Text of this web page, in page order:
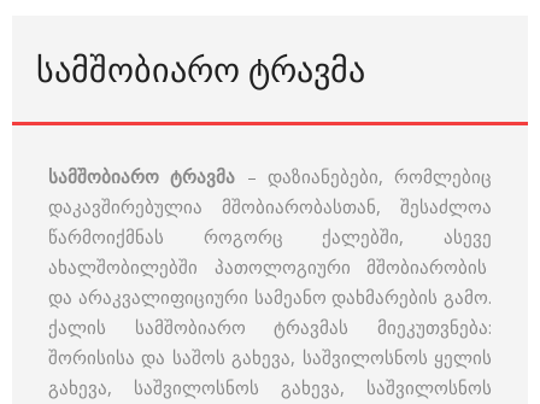
ᲡᲐᲛᲨᲝᲑᲘᲐᲠᲝ ᲢᲠᲐᲕᲛᲐ
სამშობიარო ტრავმა – დაზიანებები, რომლებიც
დაკავშირებულია მშობიარობასთან, შესაძლოა
წარმოიქმნას როგორც ქალებში, ასევე
ახალშობილებში პათოლოგიური მშობიარობის
და არაკვალიფიციური სამეანო დახმარების გამო.
ქალის სამშობიარო ტრავმას მიეკუთვნება:
შორისისა და საშოს გახევა, საშვილოსნოს ყელის
გახევა, საშვილოსნოს გახევა, საშვილოსნოს